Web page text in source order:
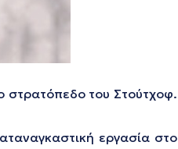
στρατόπεδο του Στούτχοφ.
εργασία στο